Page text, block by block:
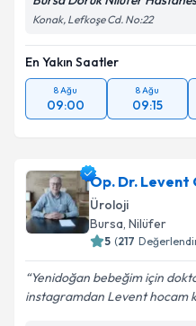
Konak, Lefkoşe Cd. No:22
En Yakın Saatler
8 Ağu
09:00
8 Ağu
09:15
Op. Dr. Levent
Üroloji
Bursa, Nilüfer
5 (217
Yenidoğan bebeğim için
instagramdan Levent hocam